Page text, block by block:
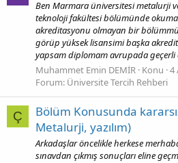
Ben Marmara üniversitesi metalurji
teknoloji fakültesi bölümünde
akreditasyonu olmayan bir
görüp yüksek lisansimi başka
yapsam diplomam avrupada geçerli
Muhammet Emin DEMİR Konu 4
Forum: Üniversite Tercih Rehberi
Ç
Bölüm Konusunda
Metalurji, yazılım)
Arkadaşlar öncelikle herkese
sınavdan çıkmış sonuçları eline